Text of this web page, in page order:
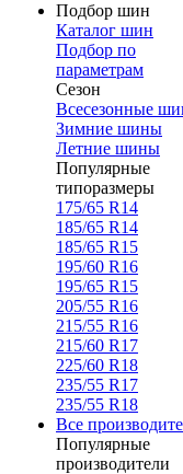
Подбор шин
Каталог шин
Подбор по
параметрам
Сезон
Всесезонные
Зимние шины
Летние шины
Популярные
типоразмеры
175/65 R14
185/65 R14
185/65 R15
195/60 R16
195/65 R15
205/55 R16
215/55 R16
215/60 R17
225/60 R18
235/55 R17
235/55 R18
Все
Популярные
производители